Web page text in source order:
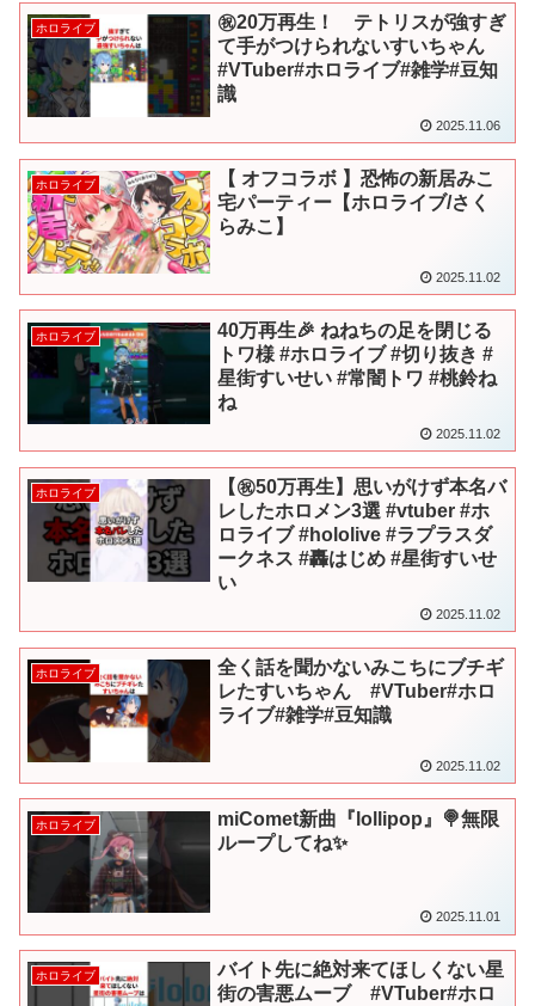
ホロライブ
㊗️20万再生！ テトリスが強すぎ
て手がつけられないすいちゃん
#VTuber#ホロライブ#雑学#豆知
識
2025.11.06
ホロライブ
【 オフコラボ 】恐怖の新居みこ
宅パーティー【ホロライブ/さく
らみこ】
2025.11.02
ホロライブ
40万再生🎉 ねねちの足を閉じる
トワ様 #ホロライブ #切り抜き #
星街すいせい #常闇トワ #桃鈴ね
ね
2025.11.02
ホロライブ
【㊗️50万再生】思いがけず本名バ
レしたホロメン3選 #vtuber #ホ
ロライブ #hololive #ラプラスダ
ークネス #轟はじめ #星街すいせ
い
2025.11.02
ホロライブ
全く話を聞かないみこちにブチギ
レたすいちゃん #VTuber#ホロ
ライブ#雑学#豆知識
2025.11.02
ホロライブ
miComet新曲『lollipop』🍭無限
ループしてね✨
2025.11.01
ホロライブ
バイト先に絶対来てほしくない星
街の害悪ムーブ #VTuber#ホロ